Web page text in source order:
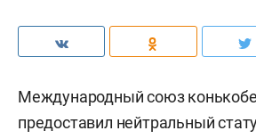
Международный союз
предоставил нейтральный